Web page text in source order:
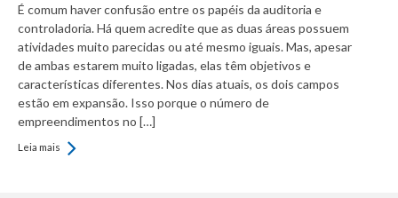
É comum haver confusão entre os papéis da auditoria e
controladoria. Há quem acredite que as duas áreas possuem
atividades muito parecidas ou até mesmo iguais. Mas, apesar
de ambas estarem muito ligadas, elas têm objetivos e
características diferentes. Nos dias atuais, os dois campos
estão em expansão. Isso porque o número de
empreendimentos no […]
Leia mais